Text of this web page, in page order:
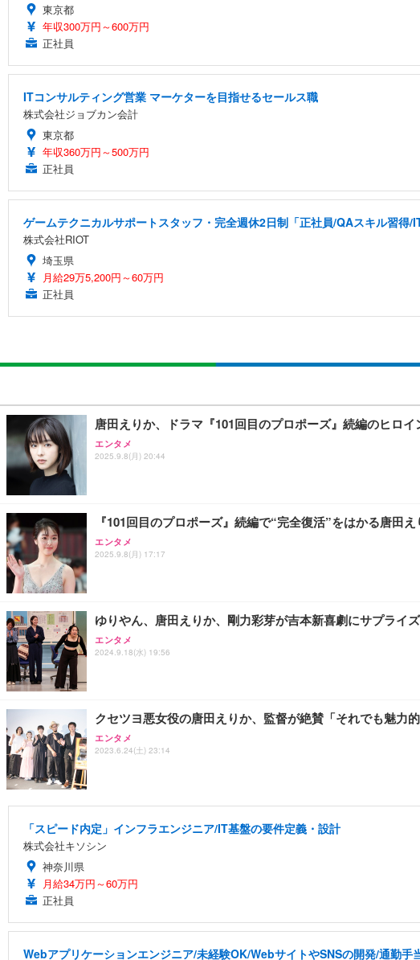
東京都
年収300万円～600万円
正社員
ITコンサルティング営業 マーケターを目指せるセールス職
株式会社ジョブカン会計
東京都
年収360万円～500万円
正社員
ゲームテクニカルサポートスタッフ・完全週休2日制「正社員/QAスキル習得/
株式会社RIOT
埼玉県
月給29万5,200円～60万円
正社員
唐田えりか、ドラマ『101回目のプロポーズ』続編のヒロ
エンタメ
2025.9.8(月) 20:44
『101回目のプロポーズ』続編で“完全復活”をはかる唐
エンタメ
2025.9.8(月) 17:17
ゆりやん、唐田えりか、剛力彩芽が吉本新喜劇にサプライ
エンタメ
2024.9.18(水) 19:56
クセツヨ悪女役の唐田えりか、監督が絶賛「それでも魅力
エンタメ
2023.6.24(土) 23:14
「スピード内定」インフラエンジニア/IT基盤の要件定義・設計
株式会社キソシン
神奈川県
月給34万円～60万円
正社員
Webアプリケーションエンジニア/未経験OK/WebサイトやSNSの開発/通勤手